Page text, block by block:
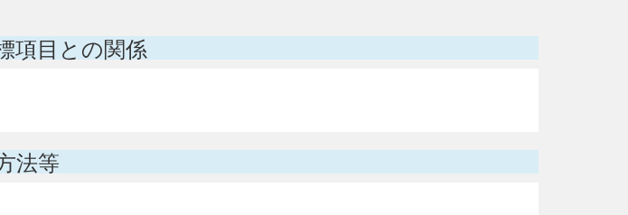
項目との関係
法等